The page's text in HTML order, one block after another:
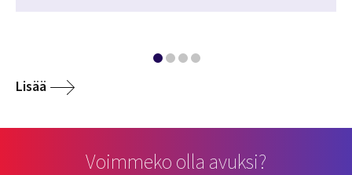
Lisää
Voimmeko olla avuksi?